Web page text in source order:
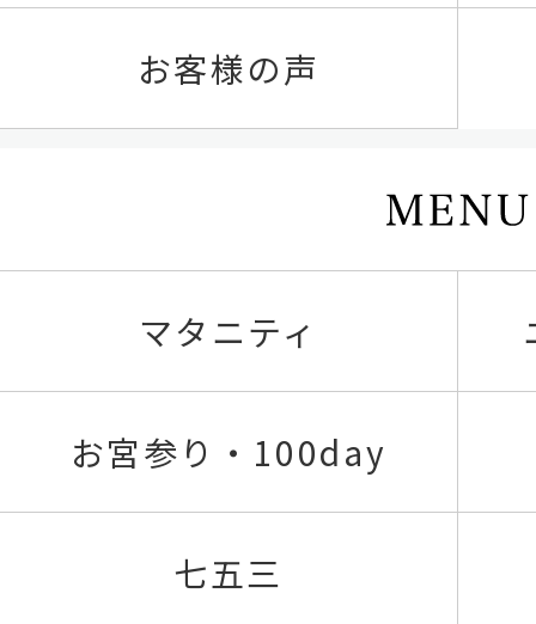
お客様の声
マタニティ
お宮参り・100day
七五三